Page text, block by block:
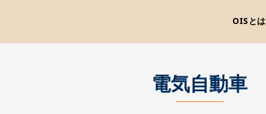
OISとは
電気自動車